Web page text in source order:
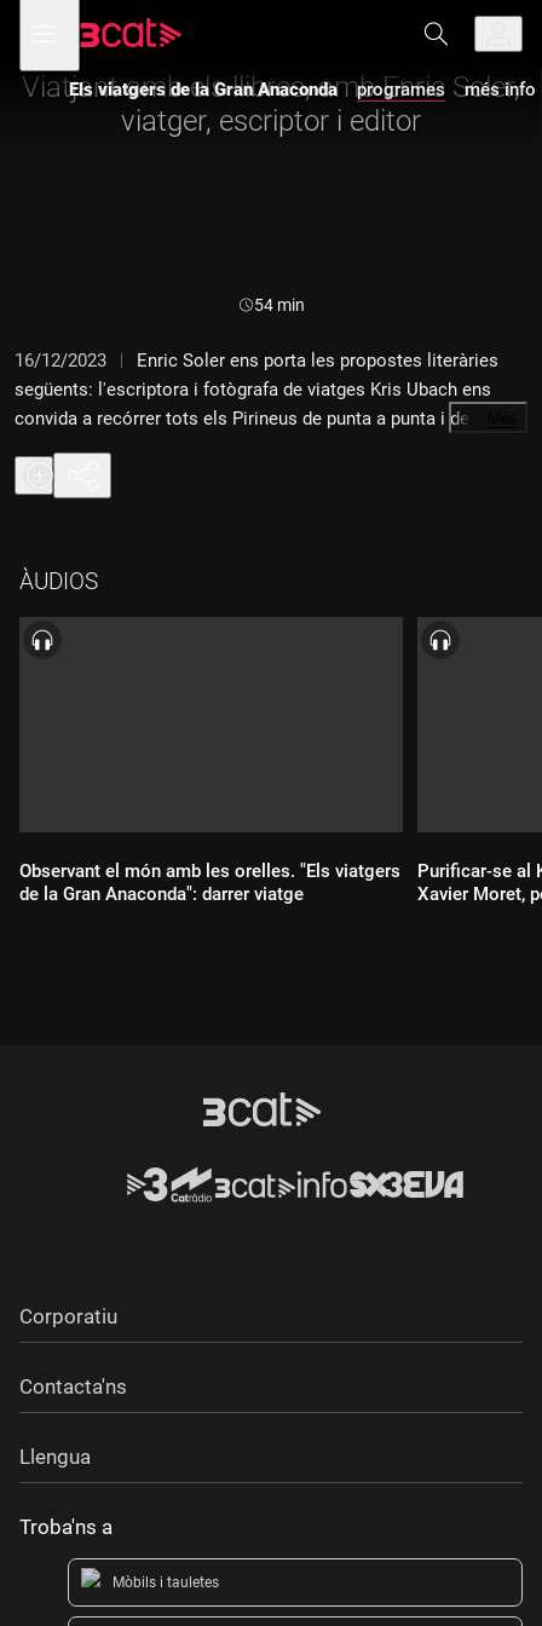
navegació
principal
menú
de
Els viatgers de la Gran Anaconda programes més info
Els viatgers de la Gran Anaconda
Viatjant amb els llibres, amb Enric Soler,
viatger, escriptor i editor
Durada:
54 min
16/12/2023
Enric Soler ens porta les propostes literàries
següents: l'escriptora i fotògrafa de viatges Kris Ubach ens
convida a recórrer tots els Pirineus de punta a punta i descobrir
algunes de les seves històries més amagades; l'entomòleg
Xavier Sistach ens dissecciona la vida d'una altra gran viatgera
del segle XIX; Martí Boada, doctor en Ciències Ambientals, ens
observacions i reflexions contingudes a "Desemboscant", i, per
acabar, Sergi Monrabà ens aboca a una reflexió crítica sobre la
nostra manera de vida actual.
…
ÀUDIOS
Observant el món amb les orelles. "Els viatgers
de la Gran Anaconda": darrer viatge
Purificar-se al
Xavier Moret,
Corporatiu
Contacta'ns
Llengua
Troba'ns a
Mòbils i tauletes